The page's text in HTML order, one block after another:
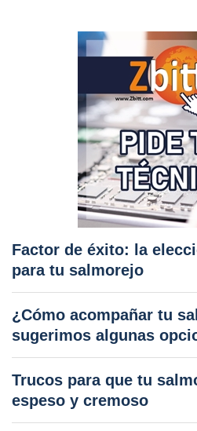
Factor de éxito: la
para tu salmorejo
¿Cómo acompañar tu
sugerimos algunas
Trucos para que tu
espeso y cremoso